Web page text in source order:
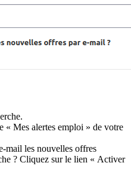
« Mes alertes emploi » de votre
mail les nouvelles offres
? Cliquez sur le lien « Activer